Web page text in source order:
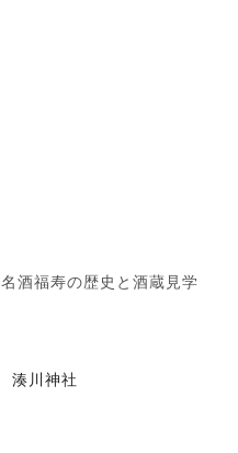
名酒福寿の歴史と酒蔵見学
湊川神社